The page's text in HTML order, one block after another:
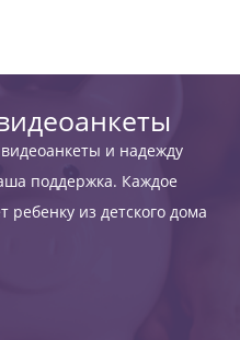
и надежду
поддержка. Каждое
из детского дома